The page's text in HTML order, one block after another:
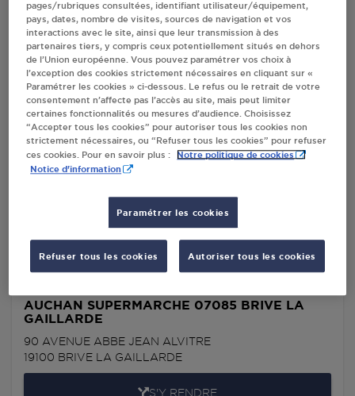
CARREFOUR HYPERMARCHE FRA309 BRIVE
LA GAILLARDE
14 RUE LOUIS TAURRISSON
19100BRIVE LA GAILLARDE
S'Y RENDRE
STATION GPL CARBURANT TOTAL BRIVE LA
GAILLARDE
BRIVE LA GAILLARDE
S'Y RENDRE
AUCHAN SUPERMARCHE 07085 BRIVE LA
GAILLARDE
90 AVENUE ABBE JEAN ALVITRE
19100 BRIVE LA GAILLARDE
S'Y RENDRE
pages/rubriques consultées, identifiant utilisateur/équipement,
pays, dates, nombre de visites, sources de navigation et vos
interactions avec le site, ainsi que leur transmission à des
partenaires tiers, y compris ceux potentiellement situés en dehors
de l’Union européenne. Vous pouvez paramétrer vos choix à
l’exception des cookies strictement nécessaires en cliquant sur «
Paramétrer les cookies » ci-dessous. Le refus ou le retrait de votre
consentement n’affecte pas l’accès au site, mais peut limiter
certaines fonctionnalités ou mesures d’audience. Choisissez
“Accepter tous les cookies” pour autoriser tous les cookies non
strictement nécessaires, ou “Refuser tous les cookies” pour refuser
ces cookies. Pour en savoir plus :
Notre politique de cookies
Notice d'information
Paramétrer les cookies
Refuser tous les cookies Autoriser tous les cookies